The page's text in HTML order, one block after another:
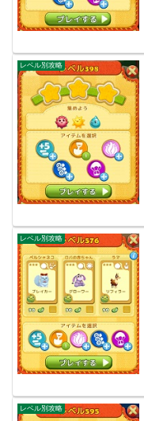
レベル別攻略
レベル別攻略
レベル別攻略